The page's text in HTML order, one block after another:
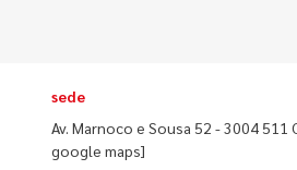
sede
Av. Marnoco e Sousa 52 - 3004 511
google maps]